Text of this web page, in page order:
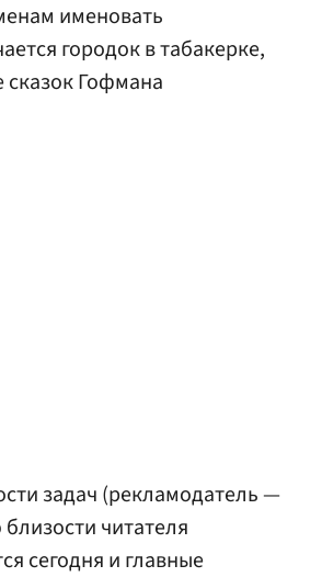
именовать
городок в табакерке,
сказок Гофмана
задач (рекламодатель —
читателя
сегодня и главные